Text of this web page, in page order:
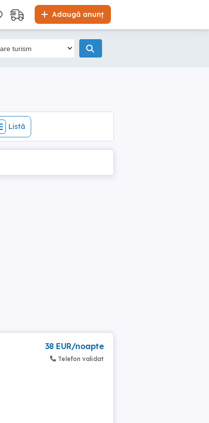
Adaugă anunț
Listă
Listă
38 EUR/noapte
Telefon validat